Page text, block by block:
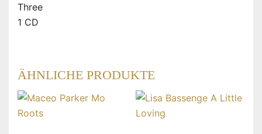
Three
1 CD
ÄHNLICHE PRODUKTE